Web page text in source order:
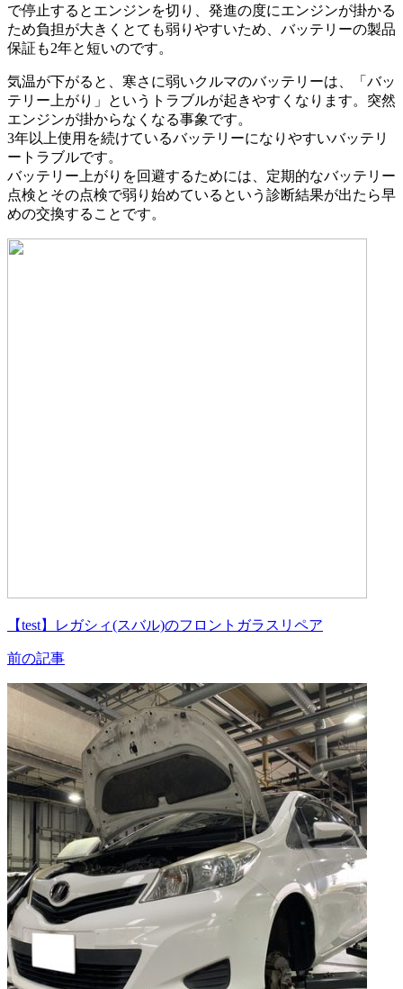
で停止するとエンジンを切り、発進の度にエンジンが掛かる
ため負担が大きくとても弱りやすいため、バッテリーの製品
保証も2年と短いのです。
気温が下がると、寒さに弱いクルマのバッテリーは、「バッ
テリー上がり」というトラブルが起きやすくなります。突然
エンジンが掛からなくなる事象です。
3年以上使用を続けているバッテリーになりやすいバッテリ
ートラブルです。
バッテリー上がりを回避するためには、定期的なバッテリー
点検とその点検で弱り始めているという診断結果が出たら早
めの交換することです。
【test】レガシィ(スバル)のフロントガラスリペア
前の記事